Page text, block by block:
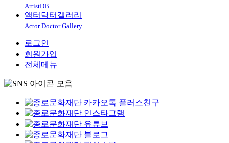
ArtistDB
액터닥터갤러리
Actor Doctor Gallery
로그인
회원가입
전체메뉴